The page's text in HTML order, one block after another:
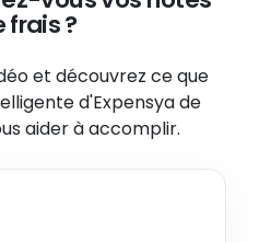
frais ?
et découvrez ce que
d'Expensya de
aider à accomplir.